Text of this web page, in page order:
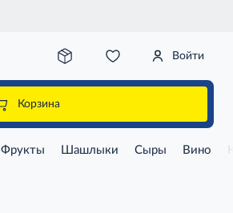
Войти
Корзина
Фрукты Шашлыки Сыры Вино